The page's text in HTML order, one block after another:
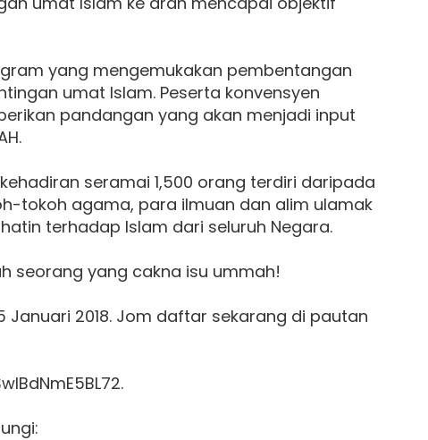
yang mengemukakan pembentangan
umat Islam. Peserta konvensyen
pandangan yang akan menjadi input
seramai 1,500 orang terdiri daripada
tokoh agama, para ilmuan dan alim ulamak
terhadap Islam dari seluruh Negara.
seorang yang cakna isu ummah!
2018. Jom daftar sekarang di pautan